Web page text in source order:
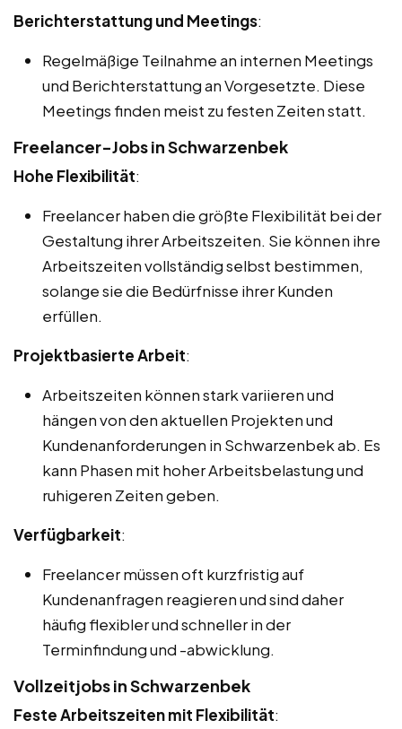
Berichterstattung und Meetings:
Regelmäßige Teilnahme an internen Meetings
und Berichterstattung an Vorgesetzte. Diese
Meetings finden meist zu festen Zeiten statt.
Freelancer-Jobs in Schwarzenbek
Hohe Flexibilität:
Freelancer haben die größte Flexibilität bei der
Gestaltung ihrer Arbeitszeiten. Sie können ihre
Arbeitszeiten vollständig selbst bestimmen,
solange sie die Bedürfnisse ihrer Kunden
erfüllen.
Projektbasierte Arbeit:
Arbeitszeiten können stark variieren und
hängen von den aktuellen Projekten und
Kundenanforderungen in Schwarzenbek ab. Es
kann Phasen mit hoher Arbeitsbelastung und
ruhigeren Zeiten geben.
Verfügbarkeit:
Freelancer müssen oft kurzfristig auf
Kundenanfragen reagieren und sind daher
häufig flexibler und schneller in der
Terminfindung und -abwicklung.
Vollzeitjobs in Schwarzenbek
Feste Arbeitszeiten mit Flexibilität: